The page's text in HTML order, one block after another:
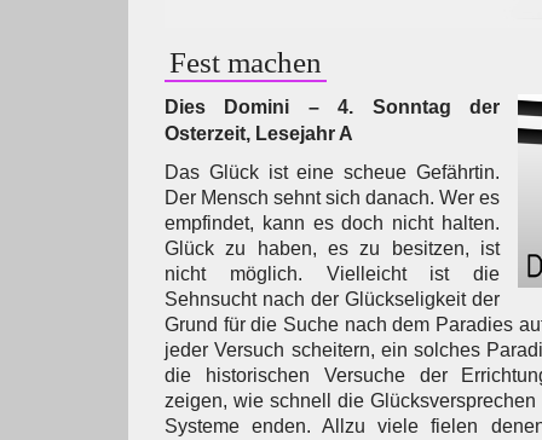
Fest machen
Dies Domini – 4. Sonntag der
Osterzeit, Lesejahr A
Das Glück ist eine scheue Gefährtin.
Der Mensch sehnt sich danach. Wer es
empfindet, kann es doch nicht halten.
Glück zu haben, es zu besitzen, ist
nicht möglich. Vielleicht ist die
Sehnsucht nach der Glückseligkeit der
Grund für die Suche nach dem Paradies
jeder Versuch scheitern, ein solches
die historischen Versuche der
zeigen, wie schnell die
Systeme enden. Allzu viele fielen